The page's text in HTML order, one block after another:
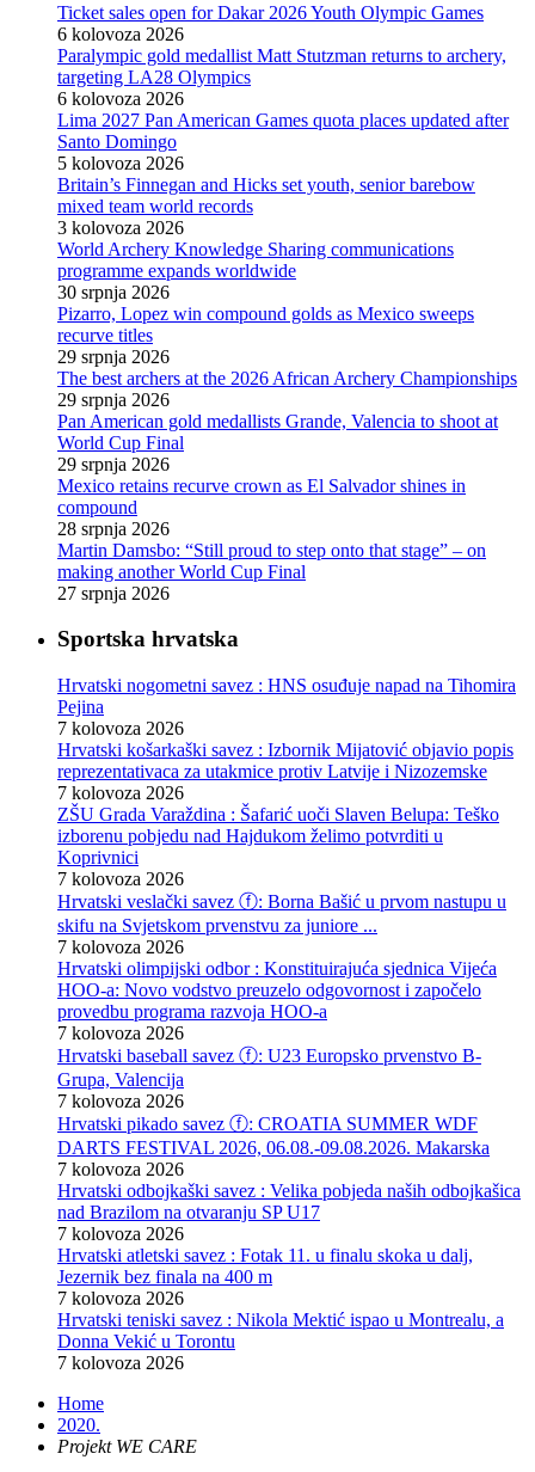
Ticket sales open for Dakar 2026 Youth Olympic Games
6 kolovoza 2026
Paralympic gold medallist Matt Stutzman returns to archery,
targeting LA28 Olympics
6 kolovoza 2026
Lima 2027 Pan American Games quota places updated after
Santo Domingo
5 kolovoza 2026
Britain’s Finnegan and Hicks set youth, senior barebow
mixed team world records
3 kolovoza 2026
World Archery Knowledge Sharing communications
programme expands worldwide
30 srpnja 2026
Pizarro, Lopez win compound golds as Mexico sweeps
recurve titles
29 srpnja 2026
The best archers at the 2026 African Archery Championships
29 srpnja 2026
Pan American gold medallists Grande, Valencia to shoot at
World Cup Final
29 srpnja 2026
Mexico retains recurve crown as El Salvador shines in
compound
28 srpnja 2026
Martin Damsbo: “Still proud to step onto that stage” – on
making another World Cup Final
27 srpnja 2026
Sportska hrvatska
Hrvatski nogometni savez : HNS osuđuje napad na Tihomira
Pejina
7 kolovoza 2026
Hrvatski košarkaški savez : Izbornik Mijatović objavio popis
reprezentativaca za utakmice protiv Latvije i Nizozemske
7 kolovoza 2026
ZŠU Grada Varaždina : Šafarić uoči Slaven Belupa: Teško
izborenu pobjedu nad Hajdukom želimo potvrditi u
Koprivnici
7 kolovoza 2026
Hrvatski veslački savez ⓕ: Borna Bašić u prvom nastupu u
skifu na Svjetskom prvenstvu za juniore ...
7 kolovoza 2026
Hrvatski olimpijski odbor : Konstituirajuća sjednica Vijeća
HOO-a: Novo vodstvo preuzelo odgovornost i započelo
provedbu programa razvoja HOO-a
7 kolovoza 2026
Hrvatski baseball savez ⓕ: U23 Europsko prvenstvo B-
Grupa, Valencija
7 kolovoza 2026
Hrvatski pikado savez ⓕ: CROATIA SUMMER WDF
DARTS FESTIVAL 2026, 06.08.-09.08.2026. Makarska
7 kolovoza 2026
Hrvatski odbojkaški savez : Velika pobjeda naših odbojkašica
nad Brazilom na otvaranju SP U17
7 kolovoza 2026
Hrvatski atletski savez : Fotak 11. u finalu skoka u dalj,
Jezernik bez finala na 400 m
7 kolovoza 2026
Hrvatski teniski savez : Nikola Mektić ispao u Montrealu, a
Donna Vekić u Torontu
7 kolovoza 2026
Home
2020.
Projekt WE CARE